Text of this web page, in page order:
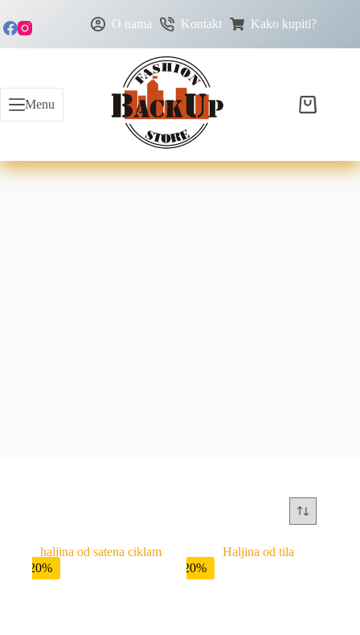
O nama Kontakt Kako kupiti?
Menu
-20% -20%